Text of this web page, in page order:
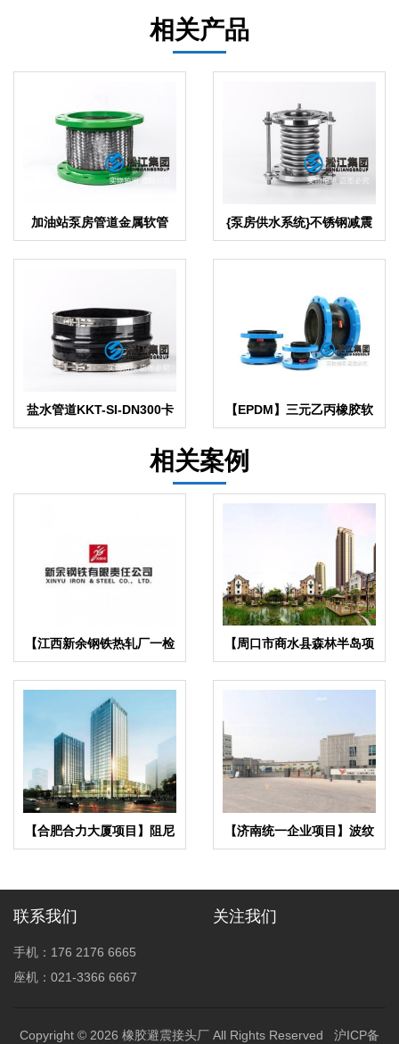
相关产品
加油站泵房管道金属软管
{泵房供水系统}不锈钢减震
波纹补偿器
盐水管道KKT-SI-DN300卡
箍橡胶软接头
【EPDM】三元乙丙橡胶软
接头
相关案例
【江西新余钢铁热轧厂一检
一钢厂项目】橡胶接头合同
【周口市商水县森林半岛项
目】橡胶接头合同
【合肥合力大厦项目】阻尼
弹簧减震器合同
【济南统一企业项目】波纹
补偿器合同
联系我们
手机：176 2176 6665
座机：021-3366 6667
关注我们
Copyright © 2026 橡胶避震接头厂 All Rights Reserved 沪ICP备